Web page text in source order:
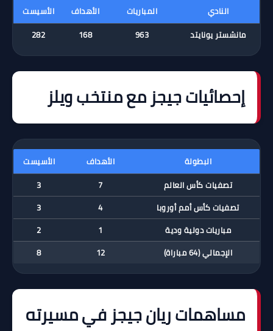
النادي المباريات الأهداف
الأسيست
مانشستر يونايتد
963
168
282
إحصائيات جيجز مع منتخب ويلز
البطولة الأهداف
الأسيست
تصفيات كأس العالم
تصفيات كأس أمم أوروبا
مباريات دولية ودية
الإجمالي (64 مباراة)
مساهمات ريان جيجز في مسيرته